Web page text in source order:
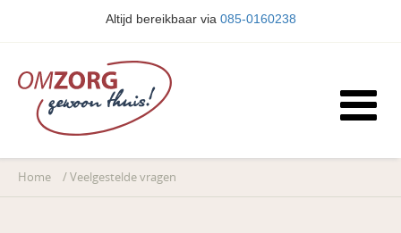
Altijd bereikbaar via 085-0160238
Home / Veelgestelde vragen